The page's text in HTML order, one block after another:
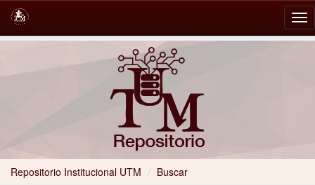
Repositorio Institucional UTM / Buscar